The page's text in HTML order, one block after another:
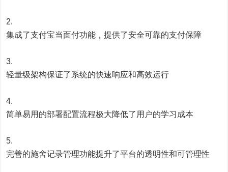
集成了支付宝当面付功能，提供了安全可靠的支付保障
轻量级架构保证了系统的快速响应和高效运行
简单易用的部署配置流程极大降低了用户的学习成本
完善的施舍记录管理功能提升了平台的透明性和可管理性